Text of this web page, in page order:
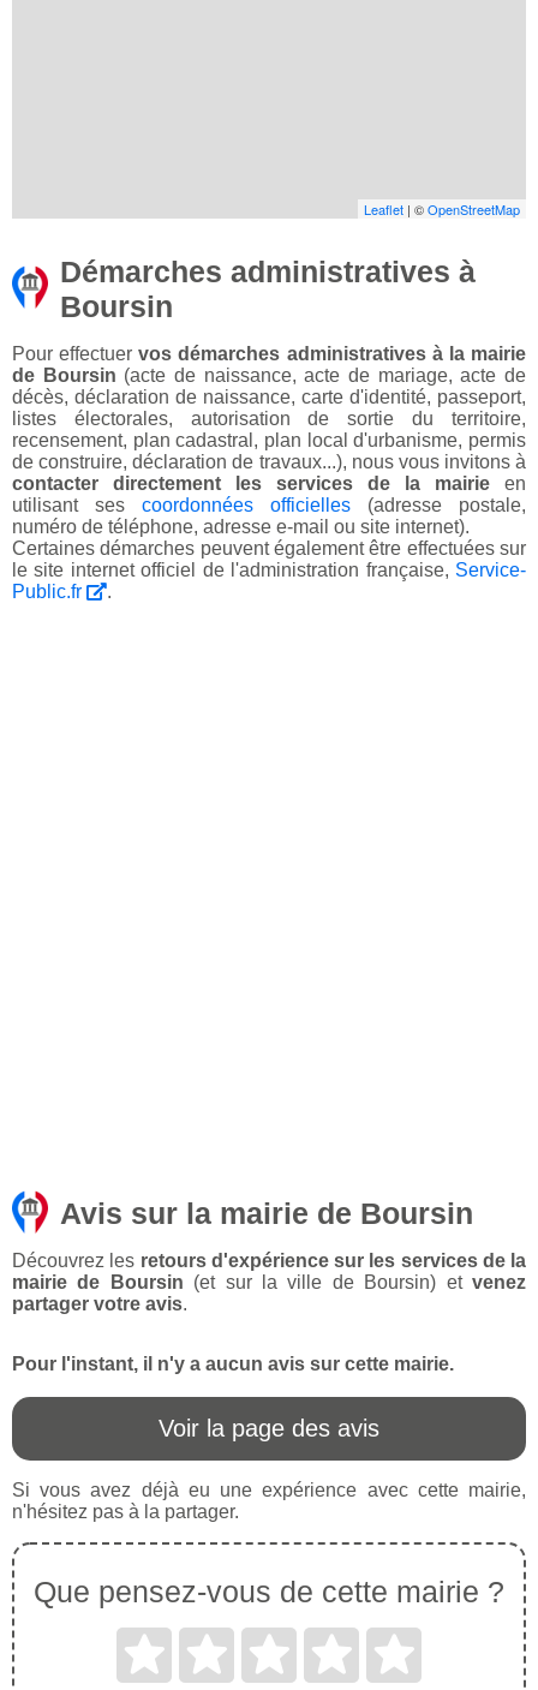
Leaflet | ©OpenStreetMap
Démarches administratives à
Boursin
Pour effectuervos démarches administratives à la mairie
de Boursin (acte de naissance, acte de mariage, acte de
décès, déclaration de naissance, carte d'identité, passeport,
listes électorales, autorisation de sortie du territoire,
recensement, plan cadastral, plan local d'urbanisme, permis
de construire, déclaration de travaux...), nous vous invitons à
contacter directement les services de la mairie en
utilisant ses coordonnées officielles (adresse postale,
numéro de téléphone, adresse e-mail ou site internet).
Certaines démarches peuvent également être effectuées sur
le site internet officiel de l'administration française, Service-
Public.fr
.
Avis sur la mairie de Boursin
Découvrez les retours d'expérience sur les services de la
mairie de Boursin (et sur la ville de Boursin) etvenez
partager votre avis.
Pour l'instant, il n'y a aucun avis sur cette mairie.
Voir la page des avis
Si vous avez déjà eu une expérience avec cette mairie,
n'hésitez pas à la partager.
Que pensez-vous de cette mairie ?